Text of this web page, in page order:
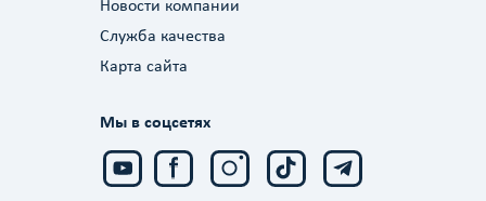
Новости компании
Служба качества
Карта сайта
Мы в соцсетях